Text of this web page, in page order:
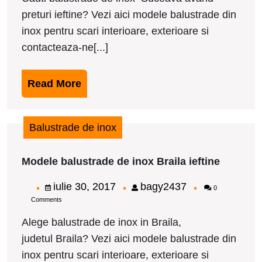
preturi ieftine? Vezi aici modele balustrade din
inox pentru scari interioare, exterioare si
contacteaza-ne[...]
Read MoreRead
More
Balustrade de inox
Modele balustrade de inox Braila ieftine
iulie 30, 2017iulie
2017
bagy2437bagy2437
0
Comments
Alege balustrade de inox in Braila,
judetul Braila? Vezi aici modele balustrade din
inox pentru scari interioare, exterioare si